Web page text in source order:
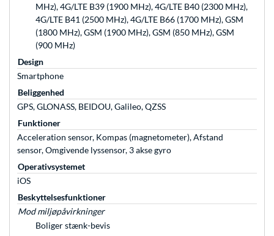
MHz), 4G/LTE B39 (1900 MHz), 4G/LTE B40 (2300 MHz),
4G/LTE B41 (2500 MHz), 4G/LTE B66 (1700 MHz), GSM
(1800 MHz), GSM (1900 MHz), GSM (850 MHz), GSM
(900 MHz)
Design
Smartphone
Beliggenhed
GPS, GLONASS, BEIDOU, Galileo, QZSS
Funktioner
Acceleration sensor, Kompas (magnetometer), Afstand
sensor, Omgivende lyssensor, 3 akse gyro
Operativsystemet
iOS
Beskyttelsesfunktioner
Mod miljøpåvirkninger
Boliger stænk-bevis